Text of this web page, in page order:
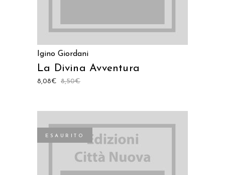
Igino Giordani
La Divina Avventura
8,50€
8,08€
ESAURITO